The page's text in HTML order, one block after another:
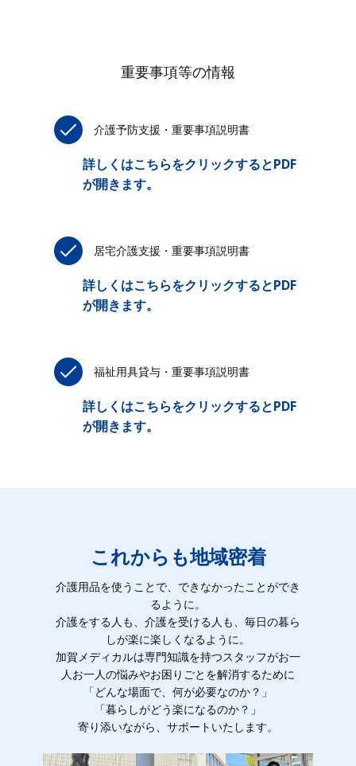
重要事項等の情報
介護予防支援・重要事項説明書
詳しくはこちらをクリックするとPDF
が開きます。
居宅介護支援・重要事項説明書
詳しくはこちらをクリックするとPDF
が開きます。
福祉用具貸与・重要事項説明書
詳しくはこちらをクリックするとPDF
が開きます。
これからも地域密着
介護用品を使うことで、できなかったことができ
るように。
介護をする人も、介護を受ける人も、毎日の暮ら
しが楽に楽しくなるように。
加賀メディカルは専門知識を持つスタッフがお一
人お一人の悩みやお困りごとを解消するために
「どんな場面で、何が必要なのか？」
「暮らしがどう楽になるのか？」
寄り添いながら、サポートいたします。